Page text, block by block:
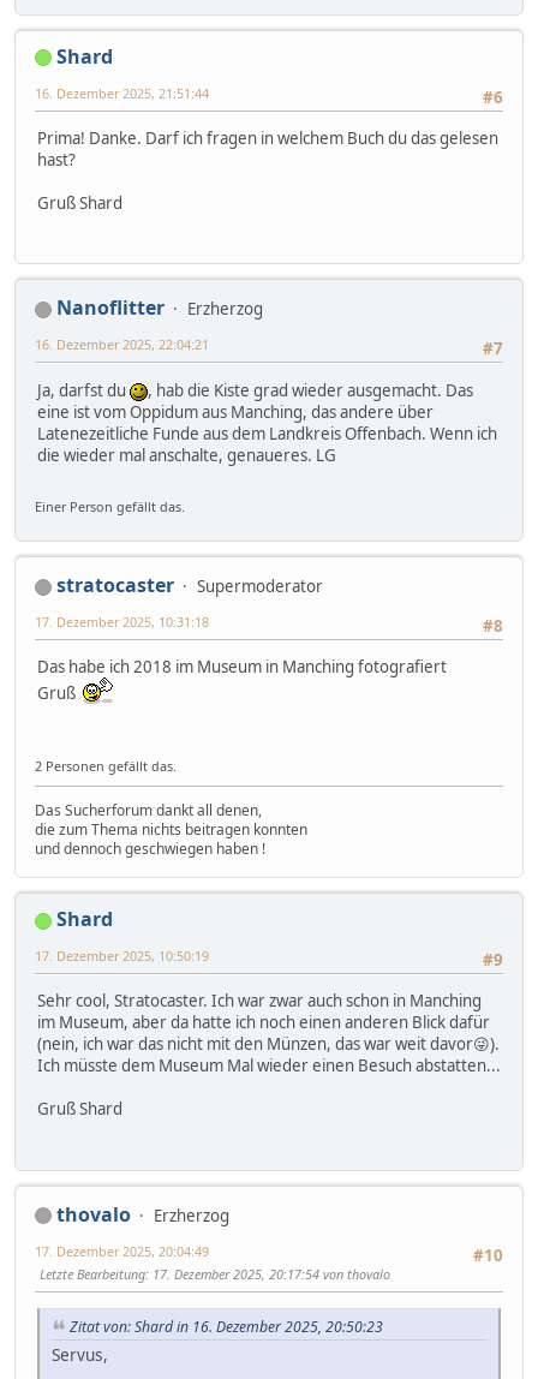
Shard
#6
16. Dezember 2025, 21:51:44
Prima! Danke. Darf ich fragen in welchem Buch du das gelesen
hast?
Gruß Shard
Nanoflitter
Erzherzog
#7
16. Dezember 2025, 22:04:21
Ja, darfst du
, hab die Kiste grad wieder ausgemacht. Das
eine ist vom Oppidum aus Manching, das andere über
Latenezeitliche Funde aus dem Landkreis Offenbach. Wenn ich
die wieder mal anschalte, genaueres. LG
Einer Person gefällt das.
stratocaster
Supermoderator
#8
17. Dezember 2025, 10:31:18
Das habe ich 2018 im Museum in Manching fotografiert
Gruß
2 Personen gefällt das.
Das Sucherforum dankt all denen,
die zum Thema nichts beitragen konnten
und dennoch geschwiegen haben !
Shard
#9
17. Dezember 2025, 10:50:19
Sehr cool, Stratocaster. Ich war zwar auch schon in Manching
im Museum, aber da hatte ich noch einen anderen Blick dafür
(nein, ich war das nicht mit den Münzen, das war weit davor😜).
Ich müsste dem Museum Mal wieder einen Besuch abstatten...
Gruß Shard
thovalo
Erzherzog
#10
17. Dezember 2025, 20:04:49
Letzte Bearbeitung: 17. Dezember 2025, 20:17:54 von thovalo
Zitat von: Shard in 16. Dezember 2025, 20:50:23
Servus,